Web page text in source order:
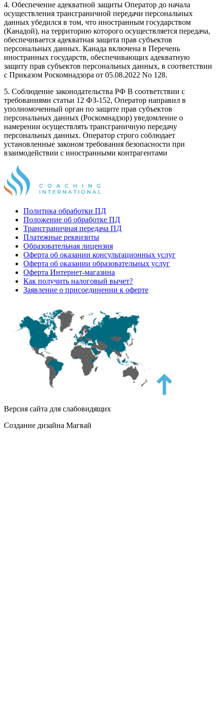
4. Обеспечение адекватной защиты Оператор до начала
осуществления трансграничной передачи персональных
данных убедился в том, что иностранным государством
(Канадой), на территорию которого осуществляется передача,
обеспечивается адекватная защита прав субъектов
персональных данных. Канада включена в Перечень
иностранных государств, обеспечивающих адекватную
защиту прав субъектов персональных данных, в соответствии
с Приказом Роскомнадзора от 05.08.2022 No 128.
5. Соблюдение законодательства РФ В соответствии с
требованиями статьи 12 ФЗ-152, Оператор направил в
уполномоченный орган по защите прав субъектов
персональных данных (Роскомнадзор) уведомление о
намерении осуществлять трансграничную передачу
персональных данных. Оператор строго соблюдает
установленные законом требования безопасности при
взаимодействии с иностранными контрагентами
Политика обработки ПД
Положение об обработке ПД
Трансграничная передача ПД
Платежные реквизиты
Образовательная лицензия
Оферта об оказании консультационных услуг
Оферта об оказании образовательных услуг
Оферта Интернет-магазина
Как получить налоговый вычет?
Заявление о присоединении к оферте
Версия сайта для слабовидящих
Создание дизайна Магвай